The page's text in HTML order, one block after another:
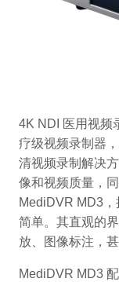
4K NDI 医用视
疗级视频录制器
清视频录制解决
像和视频质量，
MediDVR MD3
简单。其直观的
放、图像标注，
MediDVR MD3